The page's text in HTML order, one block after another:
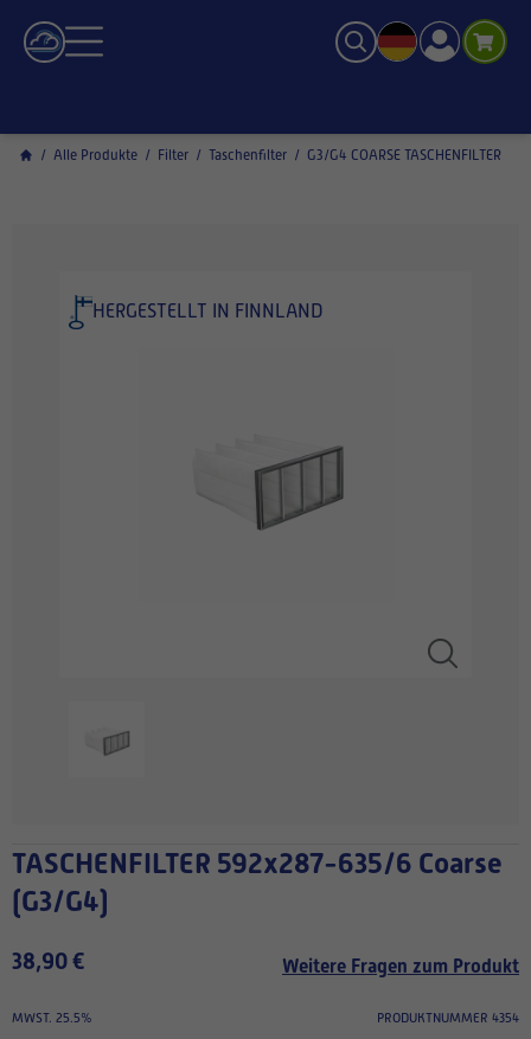
/ Alle Produkte / Filter / Taschenfilter / G3/G4 COARSE TASCHENFILTER
HERGESTELLT IN FINNLAND
TASCHENFILTER 592x287-635/6 Coarse
(G3/G4)
38,90 € Weitere Fragen zum Produkt
MWST. 25.5% PRODUKTNUMMER 4354